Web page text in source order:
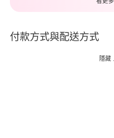
付款方式與配送方式
隱藏